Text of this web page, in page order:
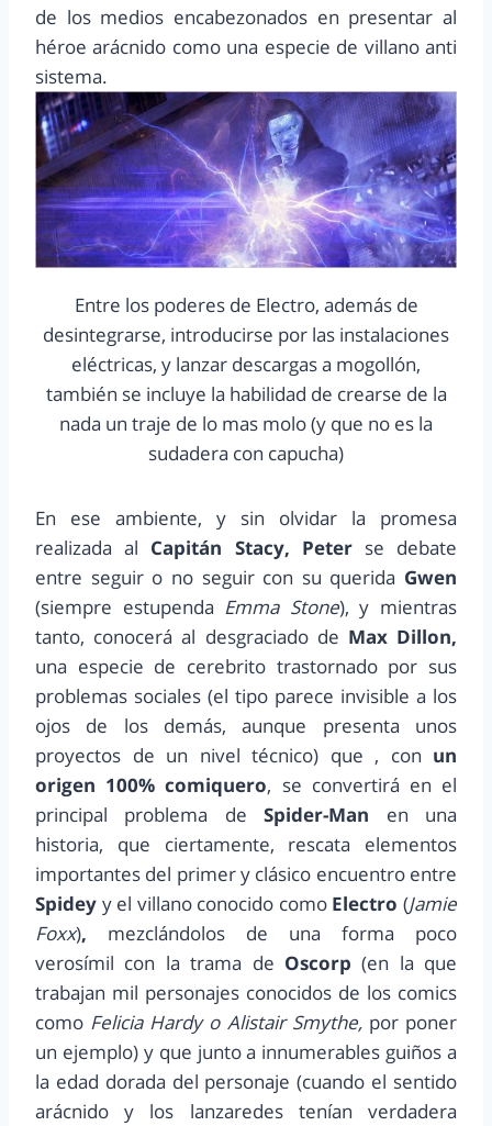
de los medios encabezonados en presentar al
héroe arácnido como una especie de villano anti
sistema.
Entre los poderes de Electro, además de
desintegrarse, introducirse por las instalaciones
eléctricas, y lanzar descargas a mogollón,
también se incluye la habilidad de crearse de la
nada un traje de lo mas molo (y que no es la
sudadera con capucha)
En ese ambiente, y sin olvidar la promesa
realizada al Capitán Stacy, Peterse debate
entre seguir o no seguir con su querida Gwen
(siempre estupenda Emma Stone), y mientras
tanto, conocerá al desgraciado de Max Dillon,
una especie de cerebrito trastornado por sus
problemas sociales (el tipo parece invisible a los
ojos de los demás, aunque presenta unos
proyectos de un nivel técnico) que , con un
origen 100% comiquero, se convertirá en el
principal problema deSpider-Man en una
historia, que ciertamente, rescata elementos
importantes del primer y clásico encuentro entre
Spidey y el villano conocido como Electro(Jamie
Foxx), mezclándolos de una forma poco
verosímil con la trama de Oscorp (en la que
trabajan mil personajes conocidos de los comics
como Felicia Hardy o Alistair Smythe,por poner
un ejemplo) y que junto a innumerables guiños a
la edad dorada del personaje (cuando el sentido
arácnido y los lanzaredes tenían verdadera